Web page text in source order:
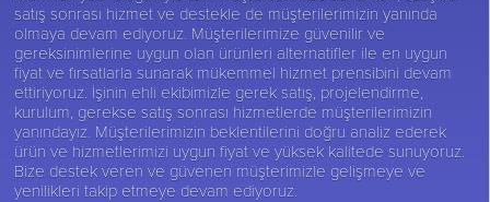
satış sonrası hizmet ve destekle de müşterilerimizin yanında
olmaya devam ediyoruz. Müşterilerimize güvenilir ve
gereksinimlerine uygun olan ürünleri alternatifler ile en uygun
fiyat ve fırsatlarla sunarak mükemmel hizmet prensibini devam
ettiriyoruz. İşinin ehli ekibimizle gerek satış, projelendirme,
kurulum, gerekse satış sonrası hizmetlerde müşterilerimizin
yanındayız. Müşterilerimizin beklentilerini doğru analiz ederek
ürün ve hizmetlerimizi uygun fiyat ve yüksek kalitede sunuyoruz.
Bize destek veren ve güvenen müşterimizle gelişmeye ve
yenilikleri takip etmeye devam ediyoruz.